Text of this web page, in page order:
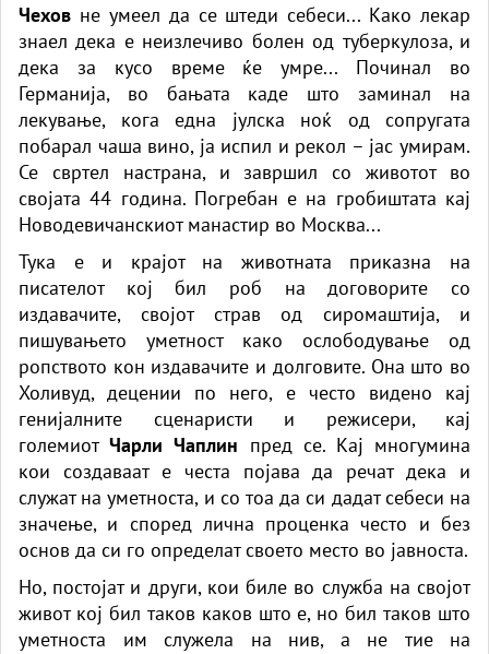
Чехов не умеел да се штеди себеси... Како лекар
знаел дека е неизлечиво болен од туберкулоза, и
дека за кусо време ќе умре... Починал во
Германија, во бањата каде што заминал на
лекување, кога една јулска ноќ од сопругата
побарал чаша вино, ја испил и рекол – јас умирам.
Се свртел настрана, и завршил со животот во
својата 44 година. Погребан е на гробиштата кај
Новодевичанскиот манастир во Москва...
Тука е и крајот на животната приказна на
писателот кој бил роб на договорите со
издавачите, својот страв од сиромаштија, и
пишувањето уметност како ослободување од
ропството кон издавачите и долговите. Она што во
Холивуд, децении по него, е често видено кај
генијалните сценаристи и режисери, кај
големиотЧарли Чаплин пред се. Кај многумина
кои создаваат е честа појава да речат дека и
служат на уметноста, и со тоа да си дадат себеси на
значење, и според лична проценка често и без
основ да си го определат своето место во јавноста.
Но, постојат и други, кои биле во служба на својот
живот кој бил таков каков што е, но бил таков што
уметноста им служела на нив, а не тие на